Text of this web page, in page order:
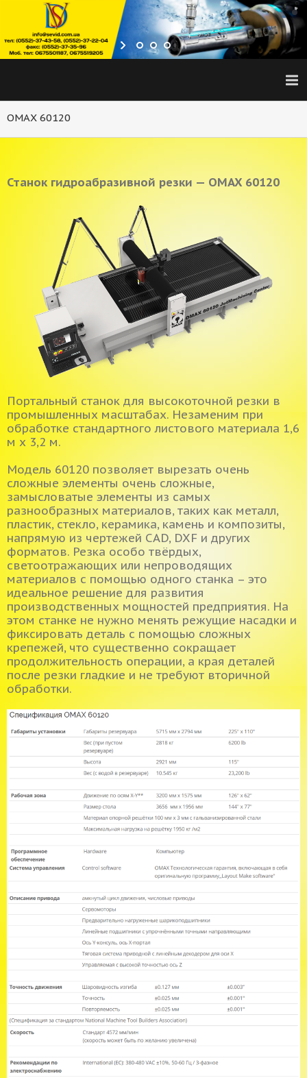
OMAX 60120
Станок гидроабразивной резки — OMAX 60120
Портальный станок для высокоточной резки в
промышленных масштабах. Незаменим при
обработке стандартного листового материала 1,6
м х 3,2 м.
Модель 60120 позволяет вырезать очень
сложные элементы очень сложные,
замысловатые элементы из самых
разнообразных материалов, таких как металл,
пластик, стекло, керамика, камень и композиты,
напрямую из чертежей CAD, DXF и других
форматов. Резка особо твёрдых,
светоотражающих или непроводящих
материалов с помощью одного станка – это
идеальное решение для развития
производственных мощностей предприятия. На
этом станке не нужно менять режущие насадки и
фиксировать деталь с помощью сложных
крепежей, что существенно сокращает
продолжительность операции, а края деталей
после резки гладкие и не требуют вторичной
обработки.